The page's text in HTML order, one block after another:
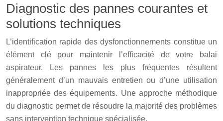
Diagnostic des pannes courantes et
solutions techniques
L’identification rapide des dysfonctionnements constitue un
élément clé pour maintenir l’efficacité de votre balai
aspirateur. Les pannes les plus fréquentes résultent
généralement d’un mauvais entretien ou d’une utilisation
inappropriée des équipements. Une approche méthodique
du diagnostic permet de résoudre la majorité des problèmes
sans intervention technique spécialisée.